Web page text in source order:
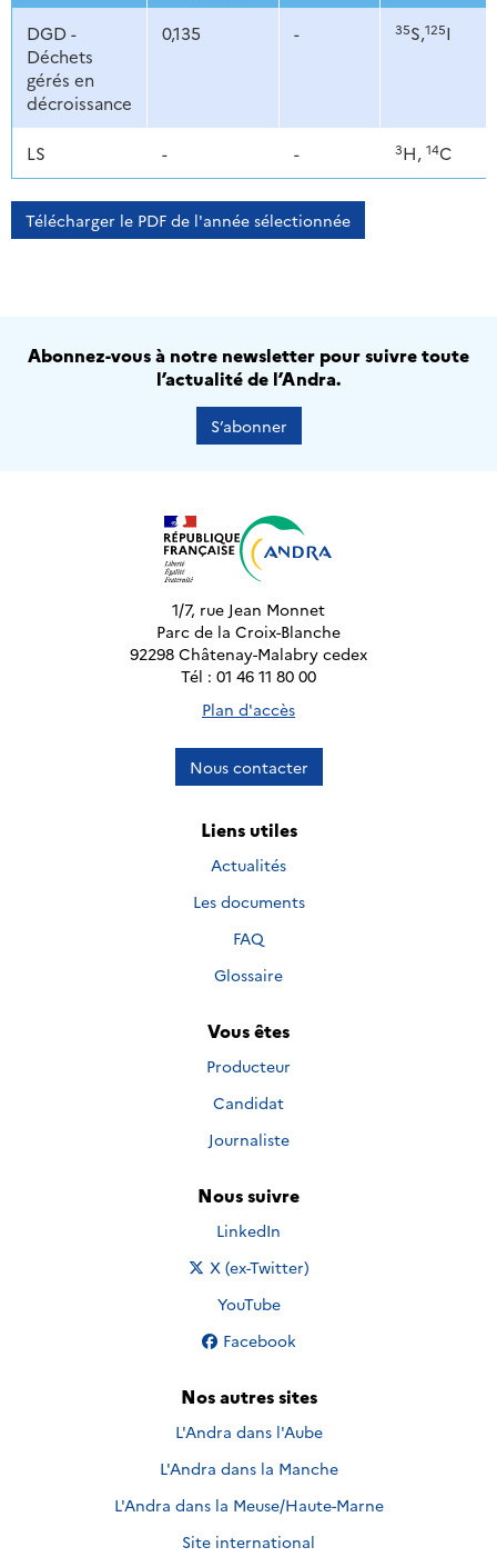
DGD -
Déchets
gérés en
décroissance
0,135 - 35S,125I
LS - - 3H, 14C
Télécharger le PDF de l'année sélectionnée
Abonnez-vous à notre newsletter pour suivre toute
l’actualité de l’Andra.
S’abonner
1/7, rue Jean Monnet
Parc de la Croix-Blanche
92298 Châtenay-Malabry cedex
Tél : 01 46 11 80 00
Plan d'accès
Nous contacter
Liens utiles
Actualités
Les documents
FAQ
Glossaire
Vous êtes
Producteur
Candidat
Journaliste
Nous suivre
Nous suivre sur
LinkedIn
Nous suivre sur
X (ex-Twitter)
Nous suivre sur
YouTube
Nous suivre sur
Facebook
Nos autres sites
L'Andra dans l'Aube
L'Andra dans la Manche
L'Andra dans la Meuse/Haute-Marne
Site international